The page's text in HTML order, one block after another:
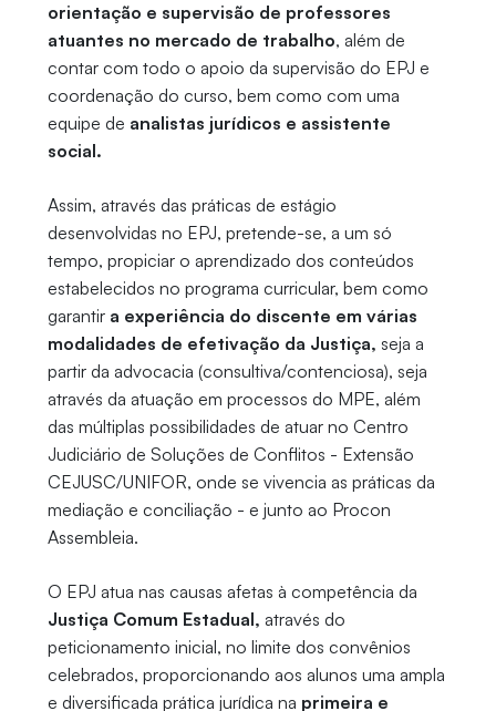
orientação e supervisão de professores
atuantes no mercado de trabalho, além de
contar com todo o apoio da supervisão do EPJ e
coordenação do curso, bem como com uma
equipe de analistas jurídicos e assistente
social.
Assim, através das práticas de estágio
desenvolvidas no EPJ, pretende-se, a um só
tempo, propiciar o aprendizado dos conteúdos
estabelecidos no programa curricular, bem como
garantir a experiência do discente em várias
modalidades de efetivação da Justiça, seja a
partir da advocacia (consultiva/contenciosa), seja
através da atuação em processos do MPE, além
das múltiplas possibilidades de atuar no Centro
Judiciário de Soluções de Conflitos - Extensão
CEJUSC/UNIFOR, onde se vivencia as práticas da
mediação e conciliação - e junto ao Procon
Assembleia.
O EPJ atua nas causas afetas à competência da
Justiça Comum Estadual, através do
peticionamento inicial, no limite dos convênios
celebrados, proporcionando aos alunos uma ampla
e diversificada prática jurídica na primeira e